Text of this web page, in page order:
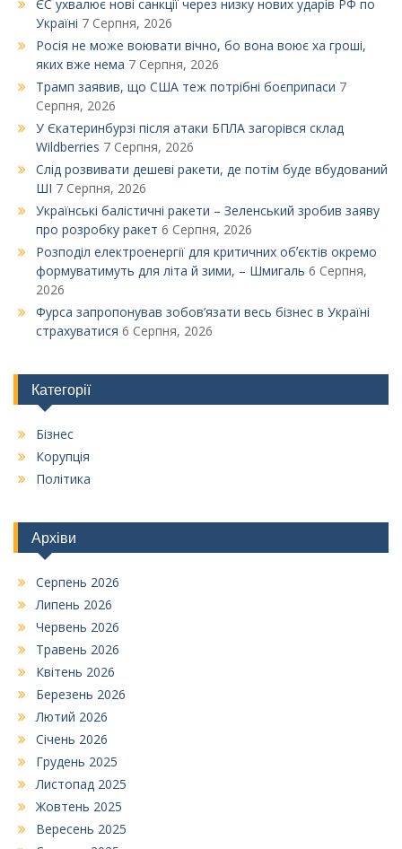
ЄС ухвалює нові санкції через низку нових ударів РФ по
Україні 7 Серпня, 2026
Росія не може воювати вічно, бо вона воює ха гроші,
яких вже нема 7 Серпня, 2026
Трамп заявив, що США теж потрібні боєприпаси 7
Серпня, 2026
У Єкатеринбурзі після атаки БПЛА загорівся склад
Wildberries 7 Серпня, 2026
Слід розвивати дешеві ракети, де потім буде вбудований
ШІ 7 Серпня, 2026
Українські балістичні ракети – Зеленський зробив заяву
про розробку ракет 6 Серпня, 2026
Розподіл електроенергії для критичних обʼєктів окремо
формуватимуть для літа й зими, – Шмигаль 6 Серпня,
2026
Фурса запропонував зобов’язати весь бізнес в Україні
страхуватися 6 Серпня, 2026
Категорії
Бізнес
Корупція
Політика
Архіви
Серпень 2026
Липень 2026
Червень 2026
Травень 2026
Квітень 2026
Березень 2026
Лютий 2026
Січень 2026
Грудень 2025
Листопад 2025
Жовтень 2025
Вересень 2025